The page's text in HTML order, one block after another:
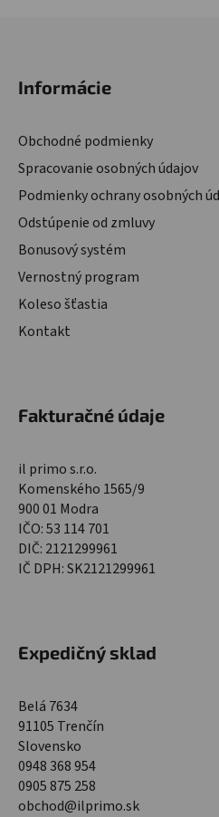
Informácie
Obchodné podmienky
Spracovanie osobných údajov
Podmienky ochrany osobných
Odstúpenie od zmluvy
Bonusový systém
Vernostný program
Koleso šťastia
Kontakt
Fakturačné údaje
il primo s.r.o.
Komenského 1565/9
900 01 Modra
IČO: 53 114 701
DIČ: 2121299961
IČ DPH: SK2121299961
Expedičný sklad
Belá 7634
91105 Trenčín
Slovensko
0948 368 954
0905 875 258
obchod@ilprimo.sk